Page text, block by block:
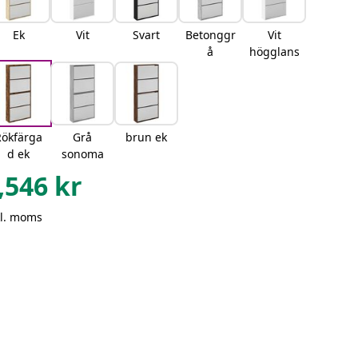
Ek Vit Svart
Betonggr
å
Vit
högglans
d ek
Grå
sonoma
brun ek
kr
moms